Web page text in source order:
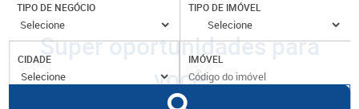
TIPO DE NEGÓCIO TIPO DE IMÓVEL
CIDADE IMÓVEL
Super oportunidades para
você